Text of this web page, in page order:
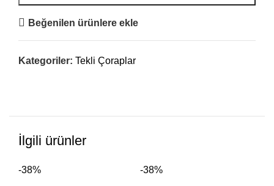
Beğenilen ürünlere ekle
Kategoriler: Tekli Çoraplar
İlgili ürünler
-38% -38%